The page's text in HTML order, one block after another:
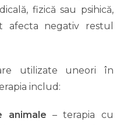
fizică sau psihică,
negativ restul
utilizate uneori în
includ:
animale – terapia cu